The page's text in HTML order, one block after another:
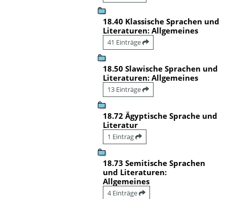
18.40 Klassische Sprachen und
Literaturen: Allgemeines
41 Einträge
18.50 Slawische Sprachen und
Literaturen: Allgemeines
13 Einträge
18.72 Ägyptische Sprache und
Literatur
1 Eintrag
18.73 Semitische Sprachen
und Literaturen:
Allgemeines
4 Einträge